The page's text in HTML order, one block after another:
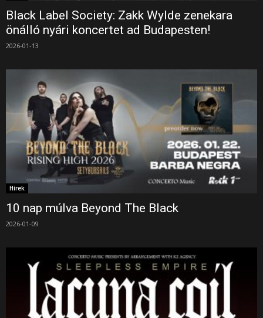
Black Label Society: Zakk Wylde zenekara
önálló nyári koncertet ad Budapesten!
2026-01-13
Hírek
10 nap múlva Beyond The Black
2026-01-09